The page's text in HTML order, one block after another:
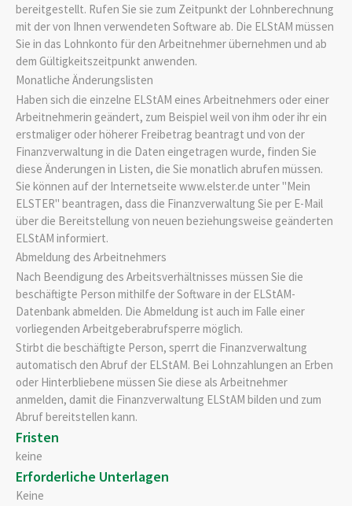
bereitgestellt. Rufen Sie sie zum Zeitpunkt der Lohnberechnung
mit der von Ihnen verwendeten Software ab. Die ELStAM müssen
Sie in das Lohnkonto für den Arbeitnehmer übernehmen und ab
dem Gültigkeitszeitpunkt anwenden.
Monatliche Änderungslisten
Haben sich die einzelne ELStAM eines Arbeitnehmers oder einer
Arbeitnehmerin geändert, zum Beispiel weil von ihm oder ihr ein
erstmaliger oder höherer Freibetrag beantragt und von der
Finanzverwaltung in die Daten eingetragen wurde, finden Sie
diese Änderungen in Listen, die Sie monatlich abrufen müssen.
Sie können auf der Internetseite www.elster.de unter "Mein
ELSTER" beantragen, dass die Finanzverwaltung Sie per E-Mail
über die Bereitstellung von neuen beziehungsweise geänderten
ELStAM informiert.
Abmeldung des Arbeitnehmers
Nach Beendigung des Arbeitsverhältnisses müssen Sie die
beschäftigte Person mithilfe der Software in der ELStAM-
Datenbank abmelden. Die Abmeldung ist auch im Falle einer
vorliegenden Arbeitgeberabrufsperre möglich.
Stirbt die beschäftigte Person, sperrt die Finanzverwaltung
automatisch den Abruf der ELStAM. Bei Lohnzahlungen an Erben
oder Hinterbliebene müssen Sie diese als Arbeitnehmer
anmelden, damit die Finanzverwaltung ELStAM bilden und zum
Abruf bereitstellen kann.
Fristen
keine
Erforderliche Unterlagen
Keine